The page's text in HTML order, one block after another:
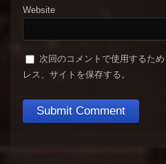
Website
次回のコメントで使用するた
レス、サイトを保存する。